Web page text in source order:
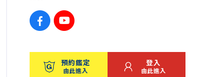
預約鑑定
由此進入
登入
由此進入